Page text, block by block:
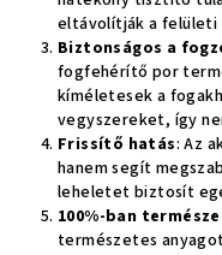
eltávolítják a felületi
Biztonságos a
fogfehérítő por
kíméletesek a
vegyszereket, így
Frissítő hatás: Az
hanem segít
leheletet biztosít
100%-ban
természetes